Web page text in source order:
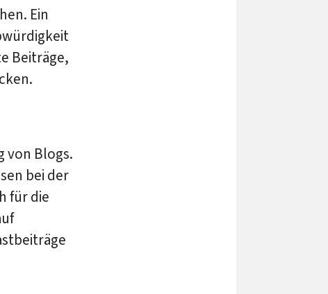
Ein
Beiträge,
von Blogs.
bei der
für die